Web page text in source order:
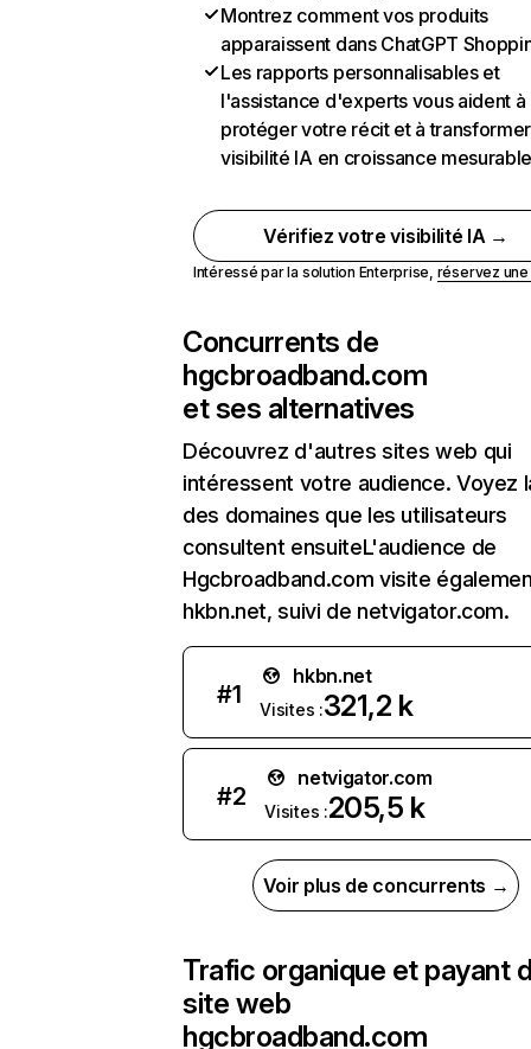
Montrez comment vos produits
apparaissent dans ChatGPT
Les rapports personnalisables et
l'assistance d'experts vous aident à
protéger votre récit et à
visibilité IA en croissance
Vérifiez votre visibilité IA →
Intéressé par la solution Enterprise, réservez
Concurrents de
hgcbroadband.com
et ses alternatives
Découvrez d'autres sites web qui
intéressent votre audience. Voyez
des domaines que les utilisateurs
consultent ensuiteL'audience de
Hgcbroadband.com visite
hkbn.net, suivi de netvigator.com.
#1
hkbn.net
Visites :321,2 k
#2
netvigator.com
Visites :205,5 k
Voir plus de concurrents →
Trafic organique et payant
site web
hgcbroadband.com